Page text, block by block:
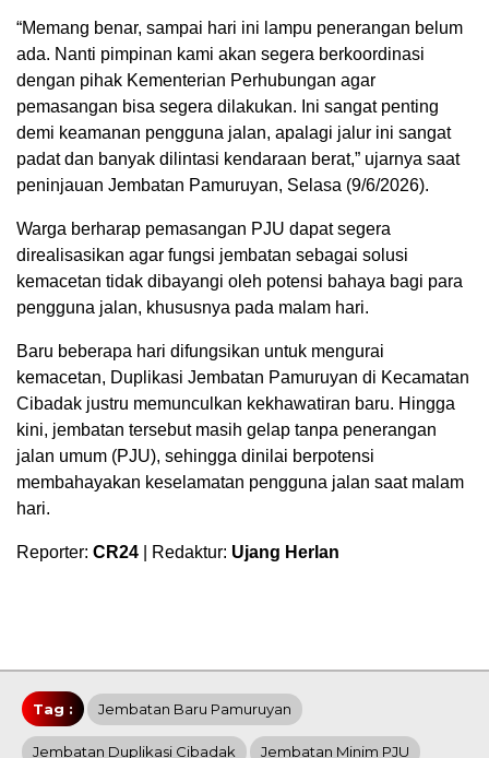
“Memang benar, sampai hari ini lampu penerangan belum
ada. Nanti pimpinan kami akan segera berkoordinasi
dengan pihak Kementerian Perhubungan agar
pemasangan bisa segera dilakukan. Ini sangat penting
demi keamanan pengguna jalan, apalagi jalur ini sangat
padat dan banyak dilintasi kendaraan berat,” ujarnya saat
peninjauan Jembatan Pamuruyan, Selasa (9/6/2026).
Warga berharap pemasangan PJU dapat segera
direalisasikan agar fungsi jembatan sebagai solusi
kemacetan tidak dibayangi oleh potensi bahaya bagi para
pengguna jalan, khususnya pada malam hari.
Baru beberapa hari difungsikan untuk mengurai
kemacetan, Duplikasi Jembatan Pamuruyan di Kecamatan
Cibadak justru memunculkan kekhawatiran baru. Hingga
kini, jembatan tersebut masih gelap tanpa penerangan
jalan umum (PJU), sehingga dinilai berpotensi
membahayakan keselamatan pengguna jalan saat malam
hari.
Reporter: CR24 | Redaktur: Ujang Herlan
Tag : Jembatan Baru Pamuruyan
Jembatan Duplikasi Cibadak Jembatan Minim PJU